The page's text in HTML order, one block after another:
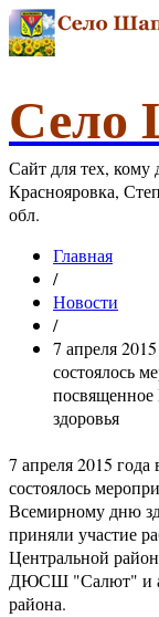
Село
Сайт для тех,
Краснояровка,
обл.
Главная
/
Новости
/
7 апреля
состоялось
здоровья
7 апреля 2015
состоялось
Всемирному дню
приняли участие
Центральной
ДЮСШ "Салют" и
района.